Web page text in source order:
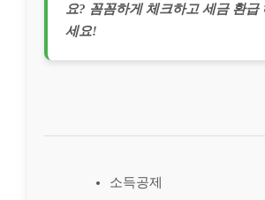
요? 꼼꼼하게 체크하고 세금 환급
세요!
소득공제